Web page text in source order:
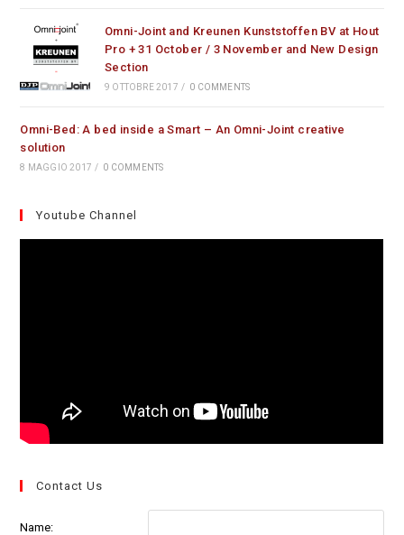
Omni-Joint and Kreunen Kunststoffen BV at Hout
Pro + 31 October / 3 November and New Design
Section
9 OTTOBRE 2017 / 0 COMMENTS
Omni-Bed: A bed inside a Smart – An Omni-Joint creative
solution
8 MAGGIO 2017 / 0 COMMENTS
Youtube Channel
Contact Us
Name: